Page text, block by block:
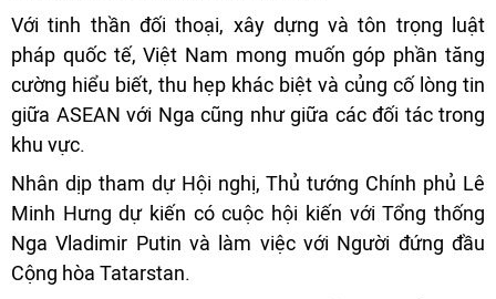
Với tinh thần đối thoại, xây dựng và tôn trọng luật
pháp quốc tế, Việt Nam mong muốn góp phần tăng
cường hiểu biết, thu hẹp khác biệt và củng cố lòng tin
giữa ASEAN với Nga cũng như giữa các đối tác trong
khu vực.
Nhân dịp tham dự Hội nghị, Thủ tướng Chính phủ Lê
Minh Hưng dự kiến có cuộc hội kiến với Tổng thống
Nga Vladimir Putin và làm việc với Người đứng đầu
Cộng hòa Tatarstan.